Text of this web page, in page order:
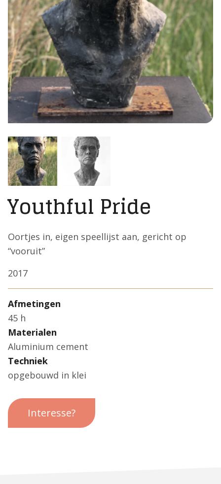
Youthful Pride
Oortjes in, eigen speellijst aan, gericht op
“vooruit”
2017
Afmetingen
45 h
Materialen
Aluminium cement
Techniek
opgebouwd in klei
Interesse?